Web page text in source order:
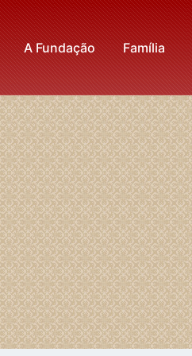
A Fundação Família